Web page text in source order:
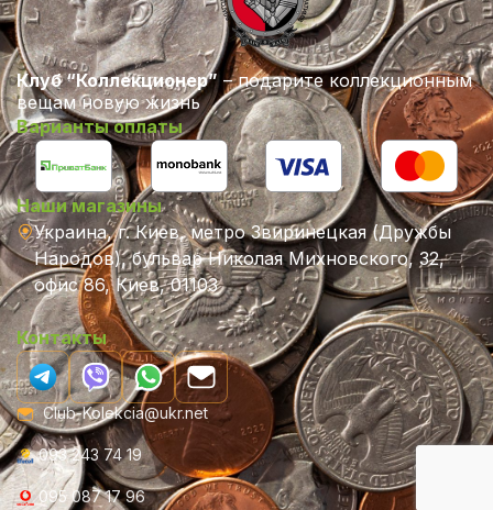
Клуб “Коллекционер” – подарите коллекционным
вещам новую жизнь
Варианты оплаты
Наши магазины
Украина, г. Киев, метро Звиринецкая (Дружбы
Народов), бульвар Николая Михновского, 32,
офис 86, Киев, 01103
Контакты
Club-Kolekcia@ukr.net
093 243 74 19
095 087 17 96